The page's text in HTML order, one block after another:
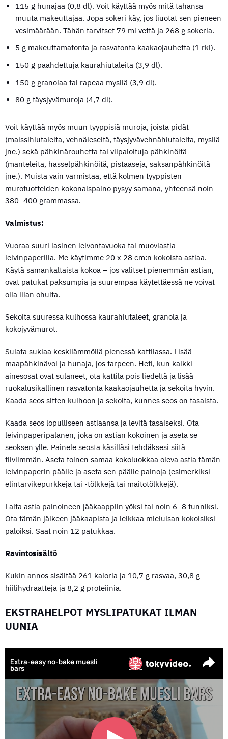
115 g hunajaa (0,8 dl). Voit käyttää myös mitä tahansa
muuta makeuttajaa. Jopa sokeri käy, jos liuotat sen pieneen
vesimäärään. Tähän tarvitset 79 ml vettä ja 268 g sokeria.
5 g makeuttamatonta ja rasvatonta kaakaojauhetta (1 rkl).
150 g paahdettuja kaurahiutaleita (3,9 dl).
150 g granolaa tai rapeaa mysliä (3,9 dl).
80 g täysjyvämuroja (4,7 dl).
Voit käyttää myös muun tyyppisiä muroja, joista pidät
(maissihiutaleita, vehnäleseitä, täysjyvävehnähiutaleita, mysliä
jne.) sekä pähkinärouhetta tai viipaloituja pähkinöitä
(manteleita, hasselpähkinöitä, pistaaseja, saksanpähkinöitä
jne.). Muista vain varmistaa, että kolmen tyyppisten
murotuotteiden kokonaispaino pysyy samana, yhteensä noin
380–400 grammassa.
Valmistus:
Vuoraa suuri lasinen leivontavuoka tai muoviastia
leivinpaperilla. Me käytimme 20 x 28 cm:n kokoista astiaa.
Käytä samankaltaista kokoa – jos valitset pienemmän astian,
ovat patukat paksumpia ja suurempaa käytettäessä ne voivat
olla liian ohuita.
Sekoita suuressa kulhossa kaurahiutaleet, granola ja
kokojyvämurot.
Sulata suklaa keskilämmöllä pienessä kattilassa. Lisää
maapähkinävoi ja hunaja, jos tarpeen. Heti, kun kaikki
ainesosat ovat sulaneet, ota kattila pois liedeltä ja lisää
ruokalusikallinen rasvatonta kaakaojauhetta ja sekoita hyvin.
Kaada seos sitten kulhoon ja sekoita, kunnes seos on tasaista.
Kaada seos lopulliseen astiaansa ja levitä tasaiseksi. Ota
leivinpaperipalanen, joka on astian kokoinen ja aseta se
seoksen ylle. Painele seosta käsilläsi tehdäksesi siitä
tiiviimmän. Aseta toinen samaa kokoluokkaa oleva astia tämän
leivinpaperin päälle ja aseta sen päälle painoja (esimerkiksi
elintarvikepurkkeja tai -tölkkejä tai maitotölkkejä).
Laita astia painoineen jääkaappiin yöksi tai noin 6–8 tunniksi.
Ota tämän jälkeen jääkaapista ja leikkaa mieluisan kokoisiksi
paloiksi. Saat noin 12 patukkaa.
Ravintosisältö
Kukin annos sisältää 261 kaloria ja 10,7 g rasvaa, 30,8 g
hiilihydraatteja ja 8,2 g proteiinia.
EKSTRAHELPOT MYSLIPATUKAT ILMAN
UUNIA